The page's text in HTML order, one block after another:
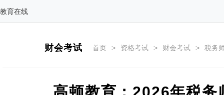
教育在线
财会考试 首页 > 资格考试 > 财会考试 > 税务